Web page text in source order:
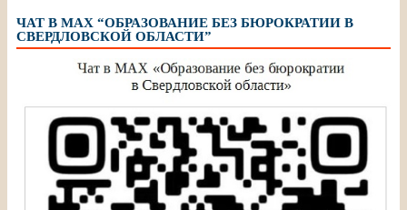
ЧАТ В МАХ “ОБРАЗОВАНИЕ БЕЗ БЮРОКРАТИИ В
СВЕРДЛОВСКОЙ ОБЛАСТИ”